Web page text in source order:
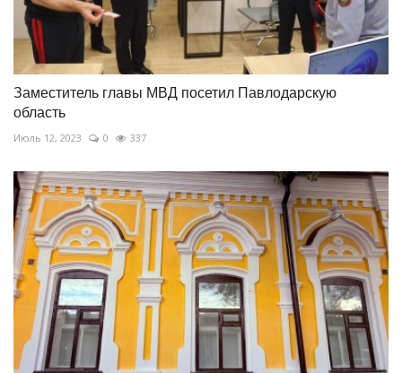
Заместитель главы МВД посетил Павлодарскую
область
Июль 12, 2023 0 337